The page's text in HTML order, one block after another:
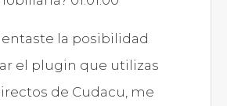
la posibilidad
el plugin que utilizas
de Cudacu, me